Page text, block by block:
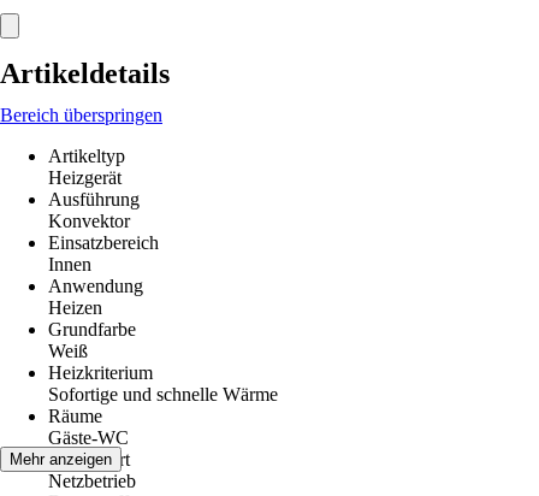
Artikeldetails
Bereich überspringen
Artikeltyp
Heizgerät
Ausführung
Konvektor
Einsatzbereich
Innen
Anwendung
Heizen
Grundfarbe
Weiß
Heizkriterium
Sofortige und schnelle Wärme
Räume
Gäste-WC
Betriebsart
Netzbetrieb
Mehr anzeigen